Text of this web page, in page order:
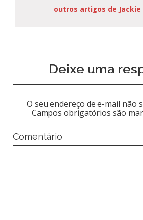
outros artigos de Jackie
Deixe uma
O seu endereço de e-mail não
Campos obrigatórios são
Comentário